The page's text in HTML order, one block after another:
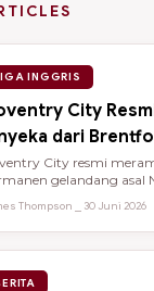
INGGRIS
City
dari
City resmi
gelandang asal
Thompson ⎯ 30 Juni 2026